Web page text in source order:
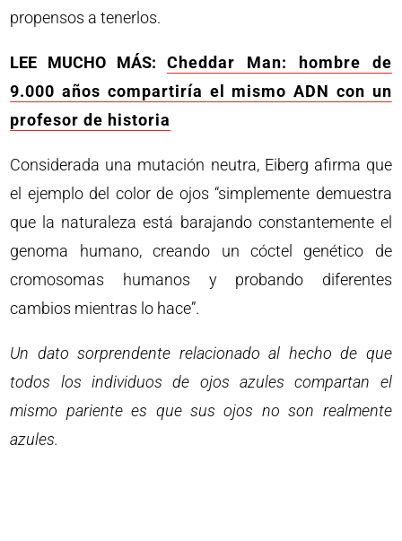
propensos a tenerlos.
LEE MUCHO MÁS:
Cheddar Man: hombre de
9.000 años compartiría el mismo ADN con un
profesor de historia
Considerada una mutación neutra, Eiberg afirma que
el ejemplo del color de ojos “simplemente demuestra
que la naturaleza está barajando constantemente el
genoma humano, creando un cóctel genético de
cromosomas humanos y probando diferentes
cambios mientras lo hace”.
Un dato sorprendente relacionado al hecho de que
todos los individuos de ojos azules compartan el
mismo pariente es que sus ojos no son realmente
azules.